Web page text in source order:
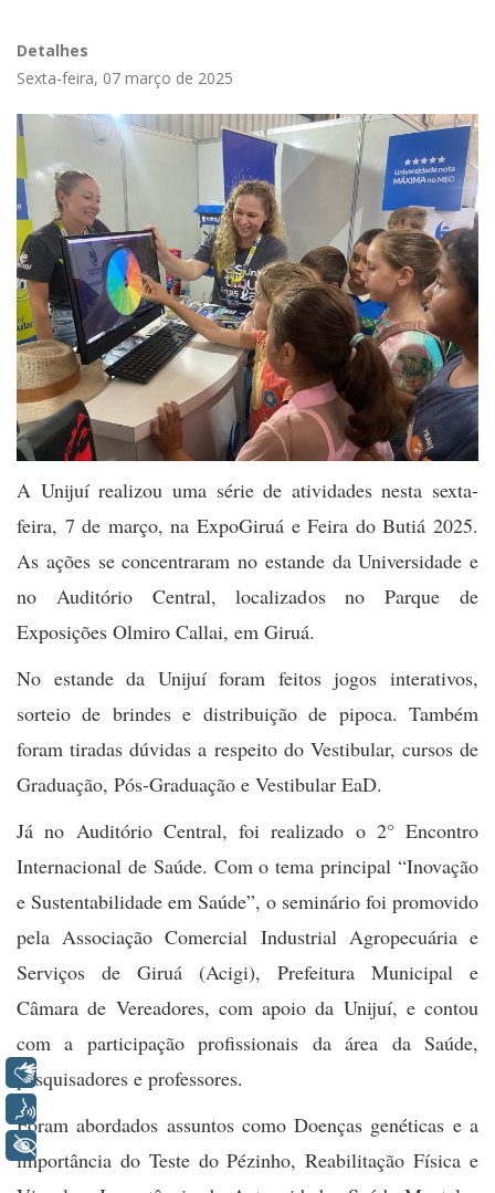
Detalhes
Sexta-feira, 07 março de 2025
A Unijuí realizou uma série de atividades nesta sexta-
feira, 7 de março, na ExpoGiruá e Feira do Butiá 2025.
As ações se concentraram no estande da Universidade e
no Auditório Central, localizados no Parque de
Exposições Olmiro Callai, em Giruá.
No estande da Unijuí foram feitos jogos interativos,
sorteio de brindes e distribuição de pipoca. Também
foram tiradas dúvidas a respeito do Vestibular, cursos de
Graduação, Pós-Graduação e Vestibular EaD.
Já no Auditório Central, foi realizado o 2° Encontro
Internacional de Saúde. Com o tema principal “Inovação
e Sustentabilidade em Saúde”, o seminário foi promovido
pela Associação Comercial Industrial Agropecuária e
Serviços de Giruá (Acigi), Prefeitura Municipal e
Câmara de Vereadores, com apoio da Unijuí, e contou
com a participação profissionais da área da Saúde,
pesquisadores e professores.
Foram abordados assuntos como Doenças genéticas e a
importância do Teste do Pézinho, Reabilitação Física e
Libras